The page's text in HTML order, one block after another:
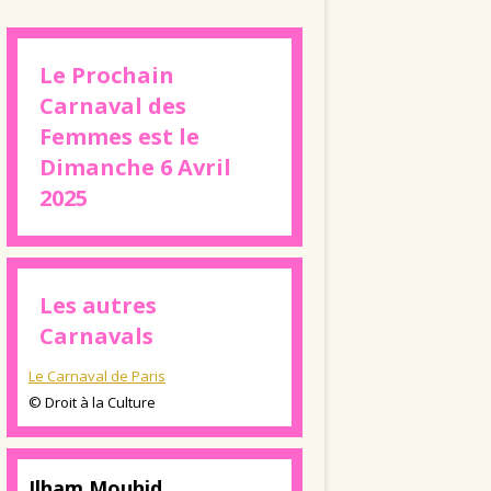
Le Prochain
Carnaval des
Femmes est le
Dimanche 6 Avril
2025
Les autres
Carnavals
Le Carnaval de Paris
© Droit à la Culture